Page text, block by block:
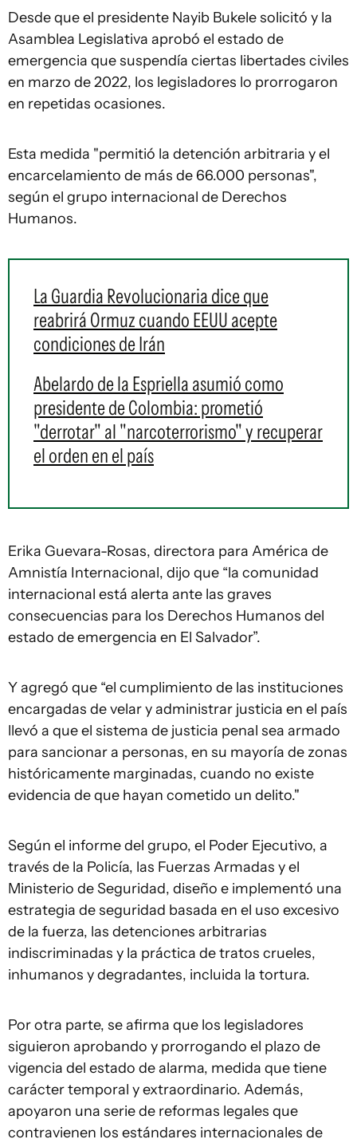
Desde que el presidente Nayib Bukele solicitó y la
Asamblea Legislativa aprobó el estado de
emergencia que suspendía ciertas libertades civiles
en marzo de 2022, los legisladores lo prorrogaron
en repetidas ocasiones.
Esta medida "permitió la detención arbitraria y el
encarcelamiento de más de 66.000 personas",
según el grupo internacional de Derechos
Humanos.
La Guardia Revolucionaria dice que
reabrirá Ormuz cuando EEUU acepte
condiciones de Irán
Abelardo de la Espriella asumió como
presidente de Colombia: prometió
"derrotar" al "narcoterrorismo" y recuperar
el orden en el país
Erika Guevara-Rosas, directora para América de
Amnistía Internacional, dijo que “la comunidad
internacional está alerta ante las graves
consecuencias para los Derechos Humanos del
estado de emergencia en El Salvador”.
Y agregó que “el cumplimiento de las instituciones
encargadas de velar y administrar justicia en el país
llevó a que el sistema de justicia penal sea armado
para sancionar a personas, en su mayoría de zonas
históricamente marginadas, cuando no existe
evidencia de que hayan cometido un delito."
Según el informe del grupo, el Poder Ejecutivo, a
través de la Policía, las Fuerzas Armadas y el
Ministerio de Seguridad, diseño e implementó una
estrategia de seguridad basada en el uso excesivo
de la fuerza, las detenciones arbitrarias
indiscriminadas y la práctica de tratos crueles,
inhumanos y degradantes, incluida la tortura.
Por otra parte, se afirma que los legisladores
siguieron aprobando y prorrogando el plazo de
vigencia del estado de alarma, medida que tiene
carácter temporal y extraordinario. Además,
apoyaron una serie de reformas legales que
contravienen los estándares internacionales de